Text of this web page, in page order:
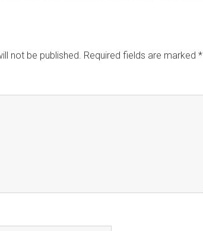
not be published. Required fields are marked *